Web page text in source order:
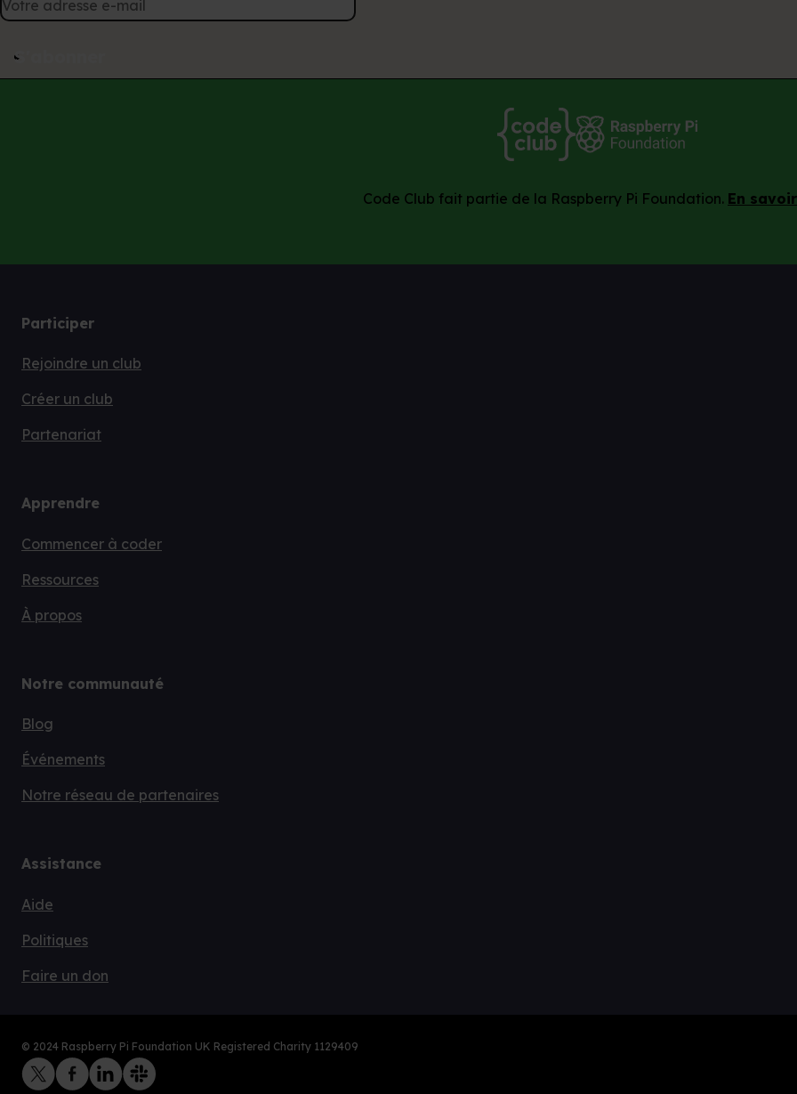
S'abonner
Code Club fait partie de la Raspberry Pi Foundation. En
Participer
Rejoindre un club
Créer un club
Partenariat
Apprendre
Commencer à coder
Ressources
À propos
Notre communauté
Blog
Événements
Notre réseau de partenaires
Assistance
Aide
Politiques
Faire un don
© 2024 Raspberry Pi Foundation UK Registered Charity 1129409